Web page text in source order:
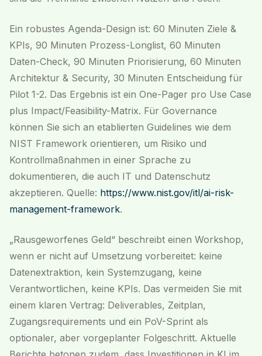
Ein robustes Agenda-Design ist: 60 Minuten Ziele &
KPIs, 90 Minuten Prozess-Longlist, 60 Minuten
Daten-Check, 90 Minuten Priorisierung, 60 Minuten
Architektur & Security, 30 Minuten Entscheidung für
Pilot 1-2. Das Ergebnis ist ein One-Pager pro Use Case
plus Impact/Feasibility-Matrix. Für Governance
können Sie sich an etablierten Guidelines wie dem
NIST Framework orientieren, um Risiko und
Kontrollmaßnahmen in einer Sprache zu
dokumentieren, die auch IT und Datenschutz
akzeptieren. Quelle: https://www.nist.gov/itl/ai-risk-
management-framework.
„Rausgeworfenes Geld“ beschreibt einen Workshop,
wenn er nicht auf Umsetzung vorbereitet: keine
Datenextraktion, kein Systemzugang, keine
Verantwortlichen, keine KPIs. Das vermeiden Sie mit
einem klaren Vertrag: Deliverables, Zeitplan,
Zugangsrequirements und ein PoV-Sprint als
optionaler, aber vorgeplanter Folgeschritt. Aktuelle